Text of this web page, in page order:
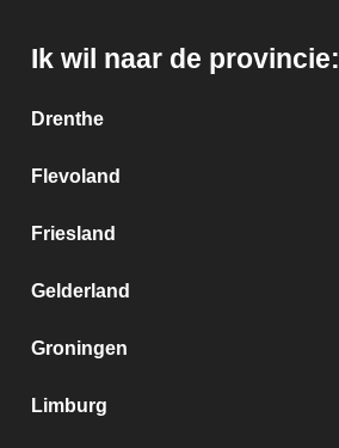
Ik wil naar de provincie:
Drenthe
Flevoland
Friesland
Gelderland
Groningen
Limburg